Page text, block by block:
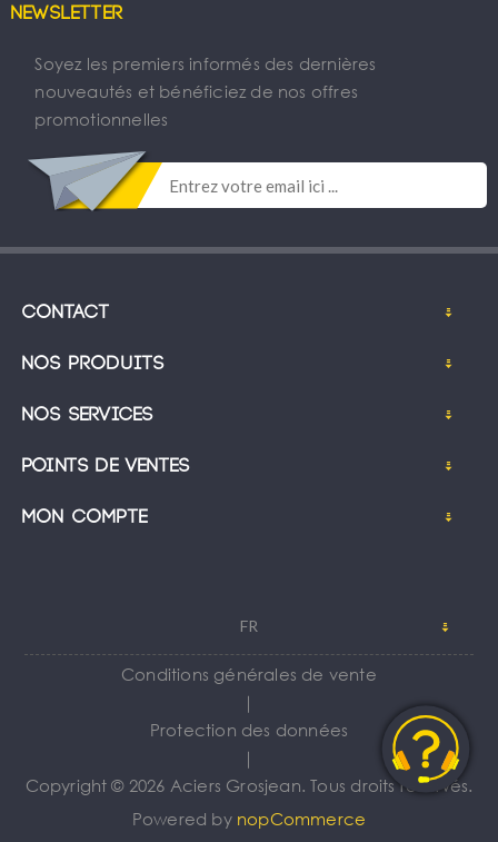
Newsletter
Soyez les premiers informés des dernières
nouveautés et bénéficiez de nos offres
promotionnelles
Contact
Nos produits
Nos services
Points de ventes
Mon compte
FR
Conditions générales de vente
｜
Protection des données
｜
Copyright © 2026 Aciers Grosjean. Tous droits réservés.
Powered by nopCommerce